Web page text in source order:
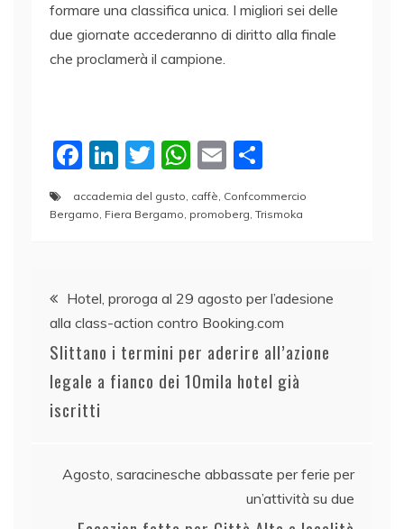
formare una classifica unica. I migliori sei delle
due giornate accederanno di diritto alla finale
che proclamerà il campione.
F
c
o
o
k
Li
n
k
n
T
w
itt
W
h
at
p
p
E
m
ai n
di
accademia del gusto caffè Confcommercio
Bergamo Fiera Bergamo promoberg Trismoka
Navigazione
articoli
Hotel, proroga al 29 agosto per l’adesione
alla class-action contro Booking.com
Slittano i termini per aderire all’azione
legale a fianco dei 10mila hotel già
iscritti
Agosto, saracinesche abbassate per ferie per
un’attività su due